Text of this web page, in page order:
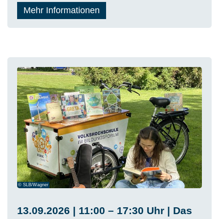
Mehr Informationen
© SLB/Wagner
13.09.2026 | 11:00 – 17:30 Uhr | Das